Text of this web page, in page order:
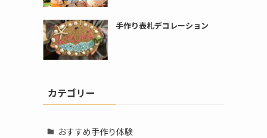
手作り表札デコレーション
カテゴリー
おすすめ手作り体験